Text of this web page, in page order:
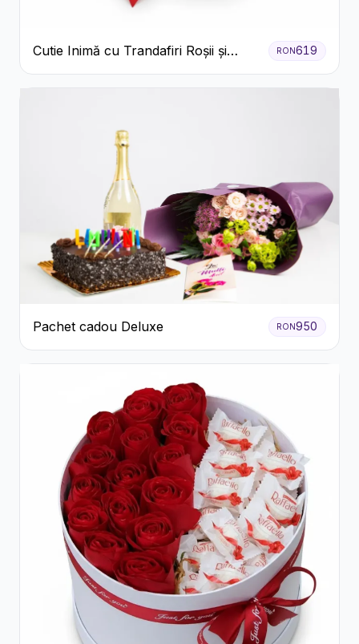
Cutie Inimă cu Trandafiri Roșii și
Bomboane Raffaello
RON619
Pachet cadou Deluxe RON950